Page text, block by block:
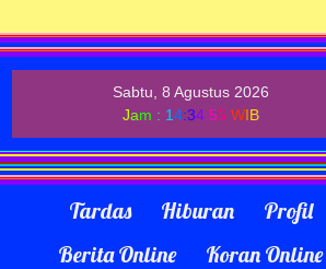
Sabtu, 8 Agustus 2026
Jam : 14:34:55 WIB
Tardas Hiburan
Profil
Berita Online
Koran Online